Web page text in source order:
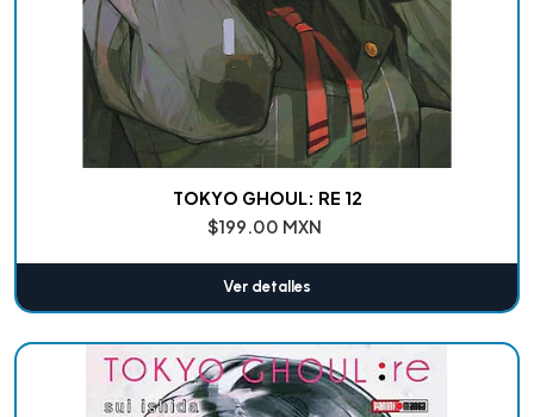
TOKYO GHOUL: RE 12
$199.00 MXN
Ver detalles